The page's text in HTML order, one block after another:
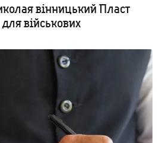
вінницький Пласт
військових